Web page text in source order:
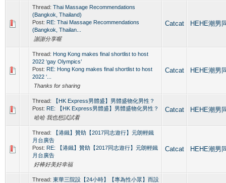
Thread: Thai Massage Recommendations
(Bangkok, Thailand)
Post: RE: Thai Massage Recommendations
(Bangkok, Thailan...
謝謝分享喔
Catcat HEHE潮男
Thread: Hong Kong makes final shortlist to host
2022 ‘gay Olympics’
Post: RE: Hong Kong makes final shortlist to host
2022 ‘...
Thanks for sharing
Catcat HEHE潮男
Thread:
【HK Express男體盛】男體盛物化男性？
Post: RE: 【HK Express男體盛】男體盛物化男性？
哈哈 我也想試試看
Catcat HEHE潮男
Thread:
【港鐵】贊助【2017同志遊行】元朗輕鐵
月台廣告
Post: RE: 【港鐵】贊助【2017同志遊行】元朗輕鐵
月台廣告
好棒好美好幸福
Catcat HEHE潮男
Thread: 東華三院設【24小時】【專為性小眾】而設